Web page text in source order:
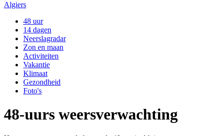
Algiers
48 uur
14 dagen
Neerslagradar
Zon en maan
Activiteiten
Vakantie
Klimaat
Gezondheid
Foto's
48-uurs weersverwachting